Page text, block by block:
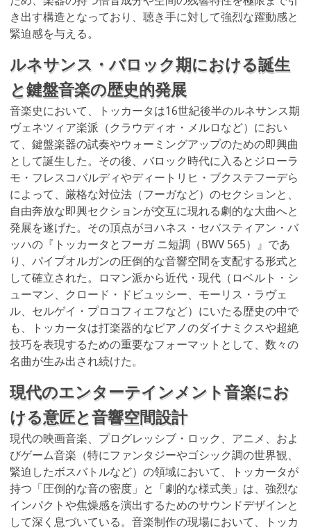
き出す構造となっており、聴き手に対して強烈な躍動感と
緊迫感を与える。
ルネサンス・バロック期における誕生
と鍵盤音楽の歴史的発展
音楽史において、トッカータは16世紀後半のルネサンス期
ヴェネツィア楽派（クラウディオ・メルロなど）におい
て、鍵盤楽器の試奏やウォーミングアップのための即興曲
として誕生した。その後、バロック時代に入るとジローラ
モ・フレスコバルディやディートリヒ・ブクステフーデら
によって、厳格な対位法（フーガなど）のセクションと、
自由奔放な即興セクションが交互に現れる劇的な大曲へと
発展を遂げた。その頂点がヨハネス・セバスティアン・バ
ッハの『トッカータとフーガ ニ短調（BWV 565）』であ
り、パイプオルガンの圧倒的な音響空間を支配する形式と
して確立された。ロマン派から近代・現代（ロベルト・シ
ューマン、クロード・ドビュッシー、モーリス・ラヴェ
ル、セルゲイ・プロコフィエフなど）にいたる歴史の中で
も、トッカータは打楽器的なピアノのダイナミクスや超絶
技巧を表現するための重要なフォーマットとして、数々の
名曲が生み出され続けた。
現代のエンターテインメント音楽にお
ける意匠と音響空間設計
現代の映画音楽、プログレッシブ・ロック、アニメ、およ
びゲーム音楽（特にファンタジーやゴシック調の世界観、
緊迫したボスバトルなど）の領域において、トッカータが
持つ「圧倒的な音の密度」と「劇的な様式美」は、強烈な
インパクトや焦燥感を演出するためのサウンドデザインと
して深く息づいている。音楽制作の現場において、トッカ